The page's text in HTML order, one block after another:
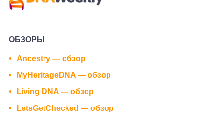
ОБЗОРЫ
Ancestry — обзор
MyHeritageDNA — обзор
Living DNA — обзор
LetsGetChecked — обзор